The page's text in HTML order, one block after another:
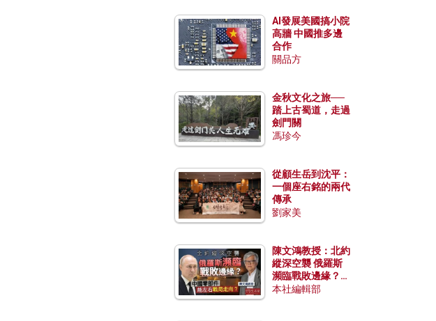
AI發展美國搞小院
高牆 中國推多邊
合作
關品方
金秋文化之旅──
踏上古蜀道，走過
劍門關
馮珍今
從顧生岳到沈平：
一個座右銘的兩代
傳承
劉家美
陳文鴻教授：北約
縱深空襲 俄羅斯
瀕臨戰敗邊緣？中
國零部件能左右戰
本社編輯部